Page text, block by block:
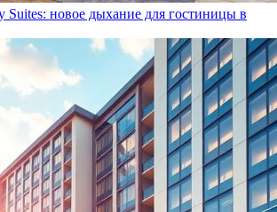
Suites: новое дыхание для гостиницы в